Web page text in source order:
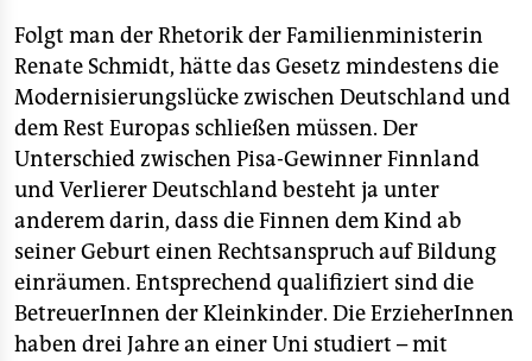
Folgt man der Rhetorik der Familienministerin
Renate Schmidt, hätte das Gesetz mindestens die
Modernisierungslücke zwischen Deutschland und
dem Rest Europas schließen müssen. Der
Unterschied zwischen Pisa-Gewinner Finnland
und Verlierer Deutschland besteht ja unter
anderem darin, dass die Finnen dem Kind ab
seiner Geburt einen Rechtsanspruch auf Bildung
einräumen. Entsprechend qualifiziert sind die
BetreuerInnen der Kleinkinder. Die ErzieherInnen
haben drei Jahre an einer Uni studiert – mit